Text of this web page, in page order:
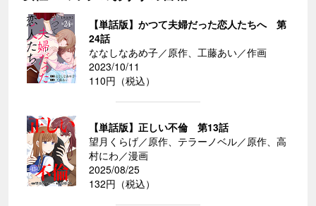
【単話版】かつて夫婦だった恋人たちへ 第
24話
ななしなあめ子／原作、工藤あい／作画
2023/10/11
110円（税込）
【単話版】正しい不倫 第13話
望月くらげ／原作、テラーノベル／原作、高
村にわ／漫画
2025/08/25
132円（税込）